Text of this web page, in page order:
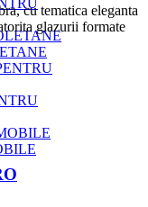
cu tematica eleganta
glazurii formate